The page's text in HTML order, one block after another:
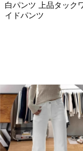
白パンツ 上品タック
イドパンツ